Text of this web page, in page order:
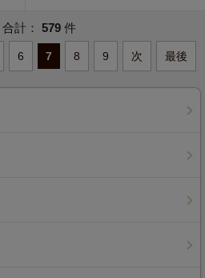
合計： 579 件
6 7 8 9 次 最後